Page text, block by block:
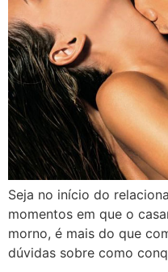
Seja no início do
momentos em que o
morno, é mais do que
dúvidas sobre como